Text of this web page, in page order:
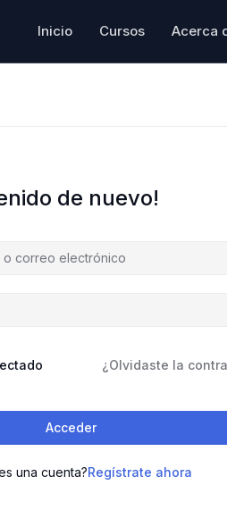
Inicio Cursos Acerca
de nuevo!
¿Olvidaste la
Acceder
una cuenta?Regístrate ahora